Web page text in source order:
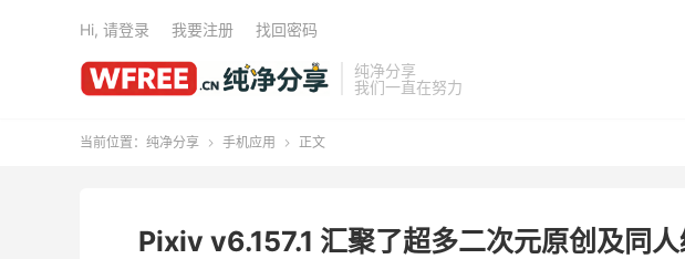
纯净分享
我们一直在努力
Hi, 请登录 我要注册 找回密码
当前位置： 纯净分享  手机应用  正文
Pixiv v6.157.1 汇聚了超多二次元原创及同